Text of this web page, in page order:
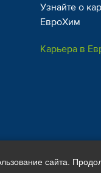
Узнайте о
ЕвроХим
Карьера в
сайта.